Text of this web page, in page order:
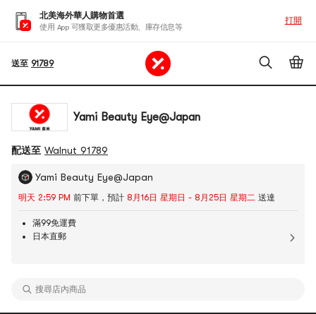
北美海外華人購物首選
使用 App 可獲取更多優惠活動、庫存信息等
打開
送至 91789
Yami Beauty Eye@Japan
配送至 Walnut 91789
Yami Beauty Eye@Japan
明天 2:59 PM 前下單，預計 8月16日 星期日 - 8月25日 星期二 送達
滿99免運費
日本直郵
搜尋店內商品